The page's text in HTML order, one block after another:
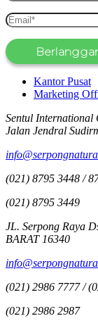
Kantor Pusat
Marketing
Sentul International
Jalan Jendral
(021) 8795 3448 /
(021) 8795 3449
JL. Serpong Raya
BARAT 16340
(021) 2986 7777 /
(021) 2986 2987